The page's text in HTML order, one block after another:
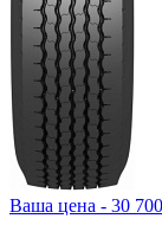
Ваша цена - 30 700